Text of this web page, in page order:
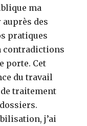
ma
auprès des
pratiques
contradictions
porte. Cet
du travail
de traitement
j’ai